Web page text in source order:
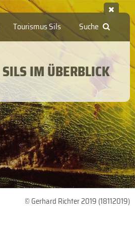
Suche
Tourismus Sils
SILS IM ÜBERBLICK
© Gerhard Richter 2019 (18112019)